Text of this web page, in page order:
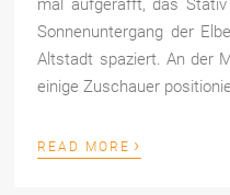
mal aufgerafft, das
Sonnenuntergang der
Altstadt spaziert. An der
einige Zuschauer
READ MORE ›